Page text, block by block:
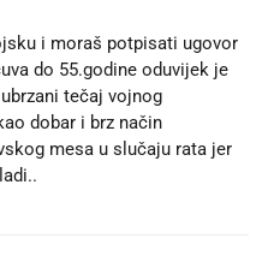
i moraš potpisati ugovor
do 55.godine oduvijek je
tečaj vojnog
dobar i brz način
mesa u slučaju rata jer